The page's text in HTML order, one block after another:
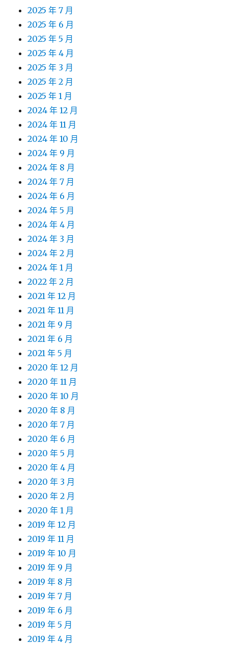
2025 年 7 月
2025 年 6 月
2025 年 5 月
2025 年 4 月
2025 年 3 月
2025 年 2 月
2025 年 1 月
2024 年 12 月
2024 年 11 月
2024 年 10 月
2024 年 9 月
2024 年 8 月
2024 年 7 月
2024 年 6 月
2024 年 5 月
2024 年 4 月
2024 年 3 月
2024 年 2 月
2024 年 1 月
2022 年 2 月
2021 年 12 月
2021 年 11 月
2021 年 9 月
2021 年 6 月
2021 年 5 月
2020 年 12 月
2020 年 11 月
2020 年 10 月
2020 年 8 月
2020 年 7 月
2020 年 6 月
2020 年 5 月
2020 年 4 月
2020 年 3 月
2020 年 2 月
2020 年 1 月
2019 年 12 月
2019 年 11 月
2019 年 10 月
2019 年 9 月
2019 年 8 月
2019 年 7 月
2019 年 6 月
2019 年 5 月
2019 年 4 月